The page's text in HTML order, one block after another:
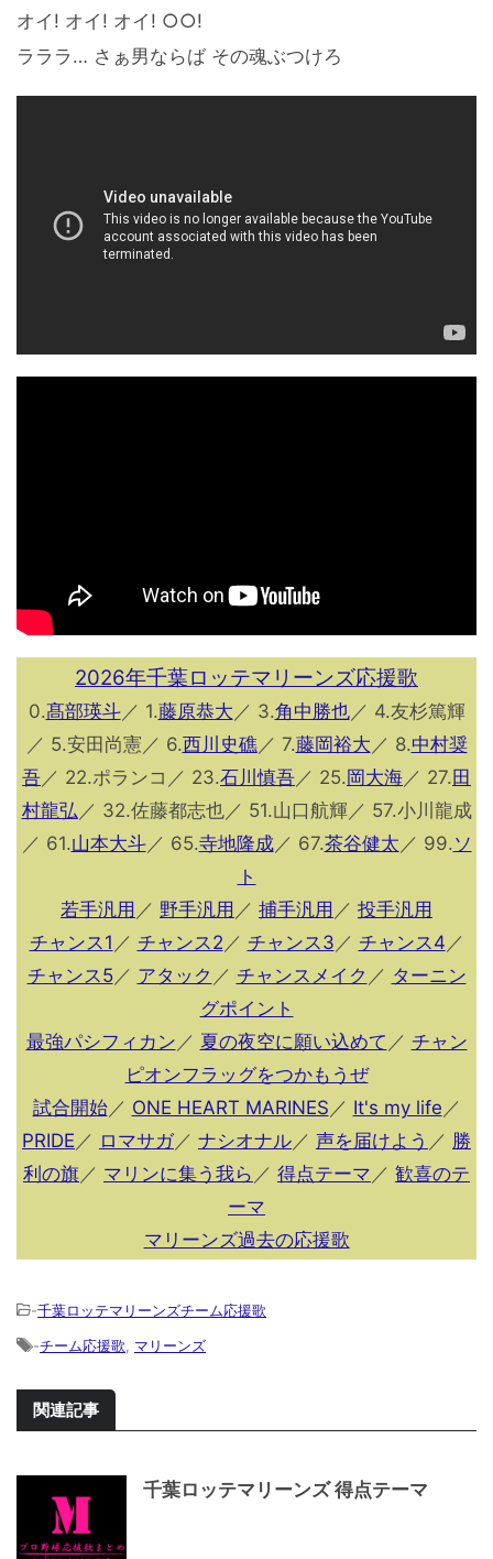
オイ! オイ! オイ! ○○!
ラララ… さぁ男ならば その魂ぶつけろ
2026年千葉ロッテマリーンズ応援歌
0.髙部瑛斗／ 1.藤原恭大 ／ 3.角中勝也／ 4.友杉篤輝
／ 5.安田尚憲／ 6.西川史礁／ 7.藤岡裕大 ／ 8.中村奨
吾 ／ 22.ポランコ／ 23.石川慎吾 ／ 25.岡大海 ／ 27.田
村龍弘 ／ 32.佐藤都志也／ 51.山口航輝／ 57.小川龍成
／ 61.山本大斗／ 65.寺地隆成／ 67.茶谷健太 ／ 99.ソ
ト
若手汎用 ／ 野手汎用 ／ 捕手汎用 ／ 投手汎用
チャンス1 ／ チャンス2 ／ チャンス3 ／ チャンス4 ／
チャンス5／ アタック ／ チャンスメイク ／ ターニン
グポイント
最強パシフィカン ／ 夏の夜空に願い込めて ／ チャン
ピオンフラッグをつかもうぜ
試合開始／ ONE HEART MARINES ／ It's my life ／
PRIDE ／ ロマサガ／ ナシオナル ／ 声を届けよう ／ 勝
利の旗 ／ マリンに集う我ら ／ 得点テーマ ／ 歓喜のテ
ーマ
マリーンズ過去の応援歌
-千葉ロッテマリーンズチーム応援歌
-チーム応援歌 マリーンズ
関連記事
千葉ロッテマリーンズ 得点テーマ